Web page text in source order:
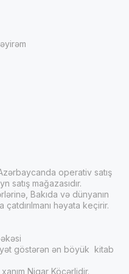
edilən maya növləri
Ale mayaları ale tipli
tipli pivələr üçün
IPA (India Pale Ale),
ilə istehsal olunan
və arpa maltından
dadı ola bilər.
və tərkibində turşuluq
pivə istehsalçıları
pivə üslublarından
bakterial və maya
operativ satış
satış mağazasıdır.
Bakıda və dünyanın
həyata keçirir.
göstərən ən böyük kitab
Nigar Köçərlidir.